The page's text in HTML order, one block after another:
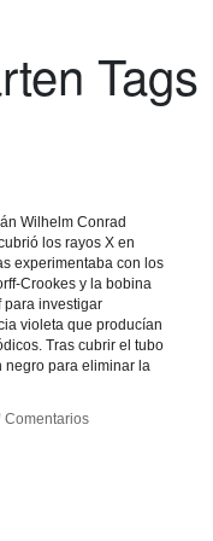
Tags
Wilhelm Conrad
los rayos X en
experimentaba con los
Crookes y la bobina
para investigar
violeta que producían
Tras cubrir el tubo
negro para eliminar la
/ Comentarios
en
/ Comentarios
en